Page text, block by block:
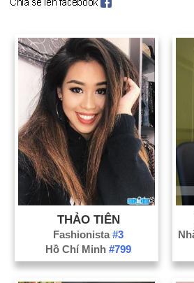
THẢO TIÊN
Fashionista#3
Hồ Chí Minh#799